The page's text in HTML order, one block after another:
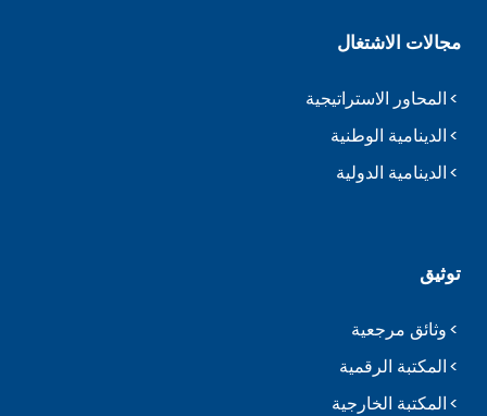
مجالات الاشتغال
المحاور الاستراتيجية
الدينامية الوطنية
الدينامية الدولية
توثيق
وثائق مرجعية
المكتبة الرقمية
المكتبة الخارجية